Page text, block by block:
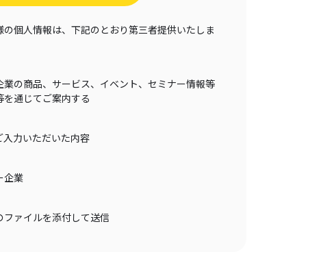
個人情報は、下記のとおり第三者提供いたしま
の商品、サービス、イベント、セミナー情報等
通じてご案内する
力いただいた内容
企業
ァイルを添付して送信